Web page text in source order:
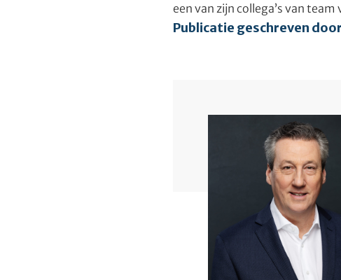
een van zijn collega’s van team
Publicatie geschreven